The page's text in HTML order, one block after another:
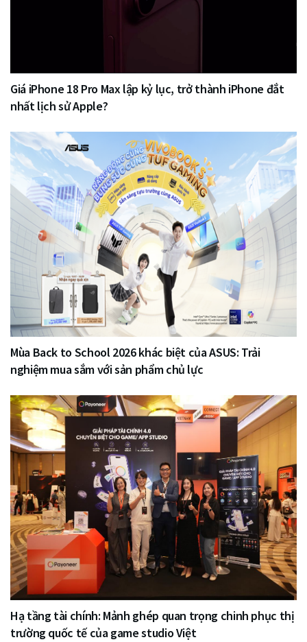
Giá iPhone 18 Pro Max lập kỷ lục, trở thành iPhone đắt
nhất lịch sử Apple?
Mùa Back to School 2026 khác biệt của ASUS: Trải
nghiệm mua sắm với sản phẩm chủ lực
Hạ tầng tài chính: Mảnh ghép quan trọng chinh phục thị
trường quốc tế của game studio Việt